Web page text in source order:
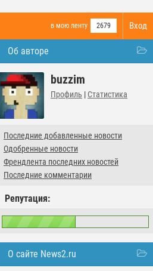
Вход
в мою ленту 2679
Об авторе
buzzim
Профиль | Статистика
Последние добавленные новости
Одобренные новости
Френдлента последних новостей
Последние комментарии
Репутация:
О сайте News2.ru